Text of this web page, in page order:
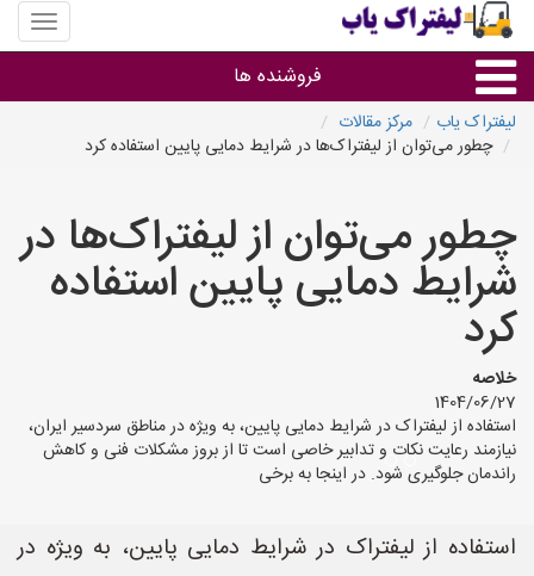
منوی
سایت
یاب
فروشنده ها
گروه ها
استان ها
لیفتراک یاب
مرکز مقالات
چطور می‌توان از لیفتراک‌ها در شرایط دمایی پایین استفاده کرد
چطور می‌توان از لیفتراک‌ها در
شرایط دمایی پایین استفاده
کرد
خلاصه
1404/06/27
استفاده از لیفتراک در شرایط دمایی پایین، به ویژه در مناطق سردسیر ایران،
نیازمند رعایت نکات و تدابیر خاصی است تا از بروز مشکلات فنی و کاهش
راندمان جلوگیری شود. در اینجا به برخی
استفاده از لیفتراک در شرایط دمایی پایین، به ویژه در